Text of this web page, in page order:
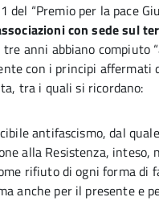
del “Premio per la pace
con sede sul
anni abbiano compiuto
con i principi affermati
tra i quali si ricordano:
antifascismo, dal
alla Resistenza, inteso,
rifiuto di ogni forma di
anche per il presente e